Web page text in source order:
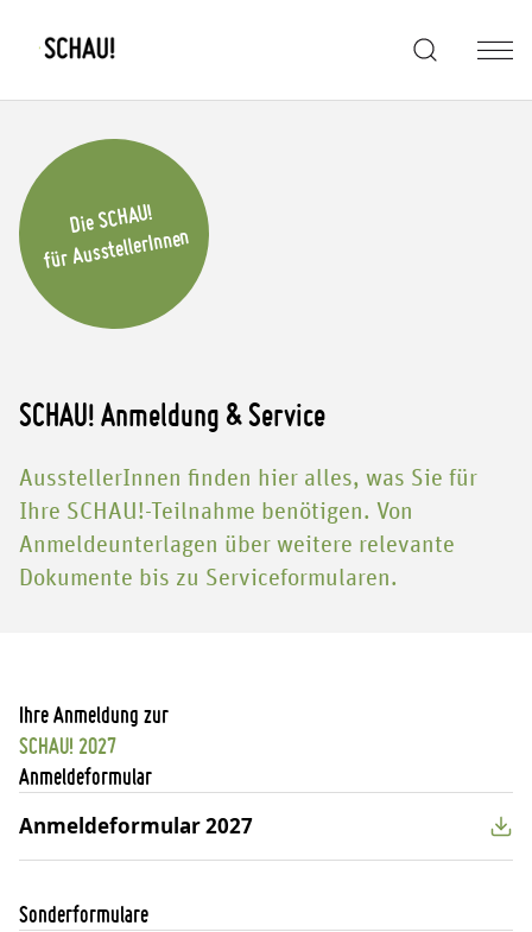
SCHAU! Anmeldung & Service
AusstellerInnen finden hier alles, was Sie für
Ihre SCHAU!-Teilnahme benötigen. Von
Anmeldeunterlagen über weitere relevante
Dokumente bis zu Serviceformularen.
Die SCHAU!
für AusstellerInnen
Ihre Anmeldung zur
SCHAU! 2027
Anmeldeformular
Anmeldeformular 2027
Sonderformulare